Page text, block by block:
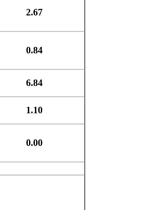
2.67
0.84
6.84
1.10
0.00